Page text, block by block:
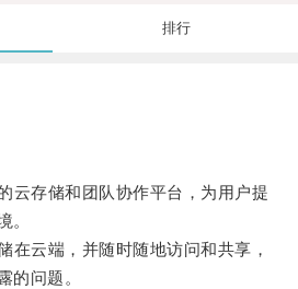
排行
存储和团队协作平台，为用户提
。
云端，并随时随地访问和共享，
的问题。